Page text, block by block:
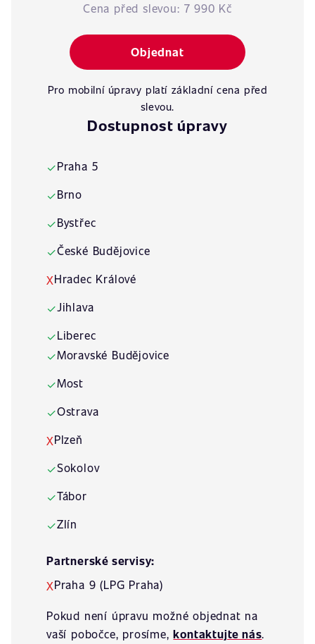
Cena před slevou: 7 990 Kč
Objednat
Pro mobilní úpravy platí základní cena před
slevou.
Dostupnost úpravy
✓Praha 5
✓Brno
✓Bystřec
✓České Budějovice
XHradec Králové
✓Jihlava
✓Liberec
✓Moravské Budějovice
✓Most
✓Ostrava
XPlzeň
✓Sokolov
✓Tábor
✓Zlín
Partnerské servisy:
XPraha 9 (LPG Praha)
Pokud není úpravu možné objednat na
vaší pobočce, prosíme,kontaktujte nás.